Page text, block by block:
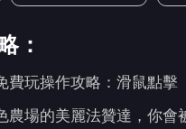
：
費玩操作攻略：滑鼠點擊
農場的美麗法贊達，你會